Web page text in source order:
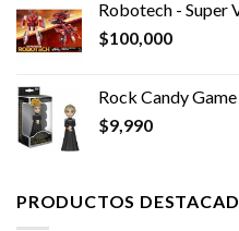
Robotech - Super
$100,000
Rock Candy
$9,990
PRODUCTOS